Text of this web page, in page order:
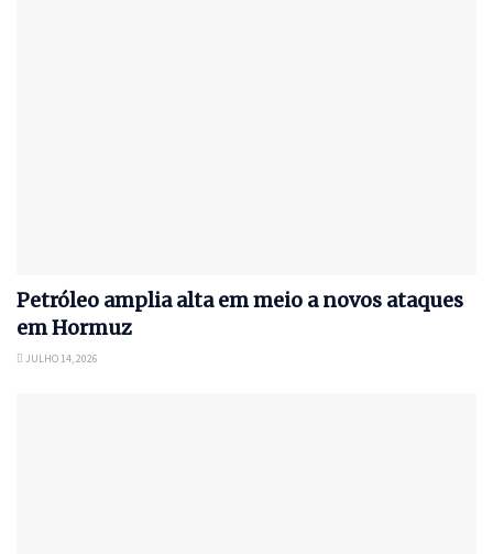
Petróleo amplia alta em meio a novos ataques
em Hormuz
JULHO 14, 2026